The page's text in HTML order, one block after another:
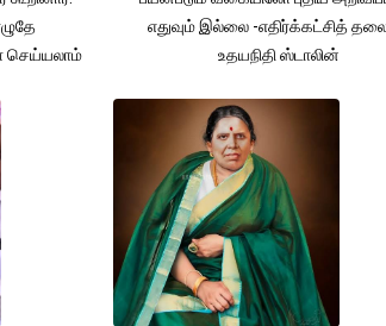
செய்யலாம்
எதுவும் இல்லை -எதிர்க்கட்சித்
உதயநிதி ஸ்டாலின்